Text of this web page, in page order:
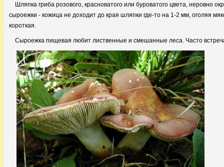
Шляпка гриба розового, красноватого или буроватого цвета, неровно
сыроежки - кожица не доходит до края шляпки где-то на 1-2 мм, оголяя
короткая.
Сыроежка пищевая любит лиственные и смешанные леса. Часто